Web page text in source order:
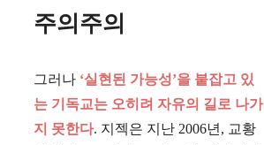
주의주의
그러나 ‘실현된 가능성’을 붙잡고 있
는 기독교는 오히려 자유의 길로 나가
지 못한다. 지젝은 지난 2006년, 교황